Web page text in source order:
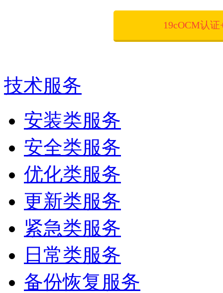
19cOCM认
技术服务
安装类服务
安全类服务
优化类服务
更新类服务
紧急类服务
日常类服务
备份恢复服务